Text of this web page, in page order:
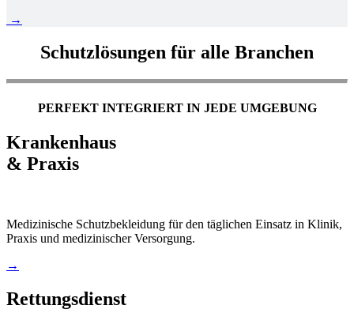
→
Schutzlösungen für alle Branchen
PERFEKT INTEGRIERT IN JEDE UMGEBUNG
Krankenhaus
& Praxis
Medizinische Schutzbekleidung für den täglichen Einsatz in Klinik,
Praxis und medizinischer Versorgung.
→
Rettungsdienst